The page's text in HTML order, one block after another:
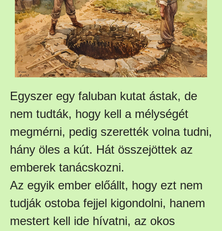
Egyszer egy faluban kutat ástak, de
nem tudták, hogy kell a mélységét
megmérni, pedig szerették volna tudni,
hány öles a kút. Hát összejöttek az
emberek tanácskozni.
Az egyik ember előállt, hogy ezt nem
tudják ostoba fejjel kigondolni, hanem
mestert kell ide hívatni, az okos